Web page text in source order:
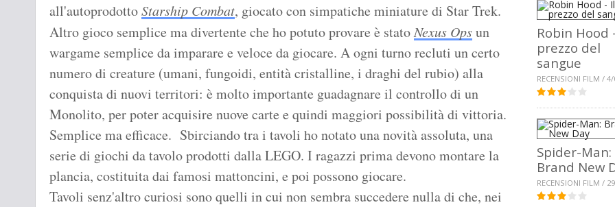
all'autoprodottoStarship Combat, giocato con simpatiche miniature di Star Trek.
Altro gioco semplice ma divertente che ho potuto provare è statoNexus Opsun
wargame semplice da imparare e veloce da giocare. A ogni turno recluti un certo
numero di creature (umani, fungoidi, entità cristalline, i draghi del rubio) alla
conquista di nuovi territori: è molto importante guadagnare il controllo di un
Monolito, per poter acquisire nuove carte e quindi maggiori possibilità di vittoria.
Semplice ma efficace. Sbirciando tra i tavoli ho notato una novità assoluta, una
serie di giochi da tavolo prodotti dalla LEGO. I ragazzi prima devono montare la
plancia, costituita dai famosi mattoncini, e poi possono giocare.
Tavoli senz'altro curiosi sono quelli in cui non sembra succedere nulla di che, nei
Robin Hood
prezzo del
sangue
RECENSIONI FILM /
Spider-Man:
Brand New
RECENSIONI FILM /